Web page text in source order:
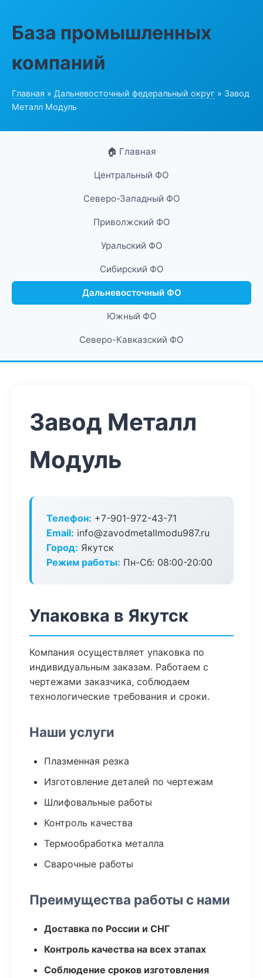
База промышленных
компаний
Главная » Дальневосточный федеральный округ » Завод
Металл Модуль
🏠 Главная
Центральный ФО
Северо-Западный ФО
Приволжский ФО
Уральский ФО
Сибирский ФО
Дальневосточный ФО
Южный ФО
Северо-Кавказский ФО
Завод Металл
Модуль
Телефон: +7-901-972-43-71
Email: info@zavodmetallmodu987.ru
Город: Якутск
Режим работы: Пн-Сб: 08:00-20:00
Упаковка в Якутск
Компания осуществляет упаковка по
индивидуальным заказам. Работаем с
чертежами заказчика, соблюдаем
технологические требования и сроки.
Наши услуги
Плазменная резка
Изготовление деталей по чертежам
Шлифовальные работы
Контроль качества
Термообработка металла
Сварочные работы
Преимущества работы с нами
Доставка по России и СНГ
Контроль качества на всех этапах
Соблюдение сроков изготовления